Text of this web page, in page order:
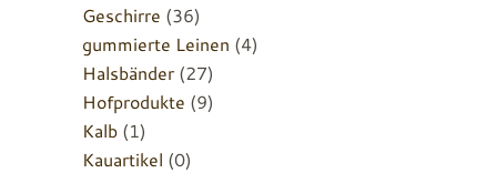
Geschirre (36)
gummierte Leinen (4)
Halsbänder (27)
Hofprodukte (9)
Kalb (1)
Kauartikel (0)